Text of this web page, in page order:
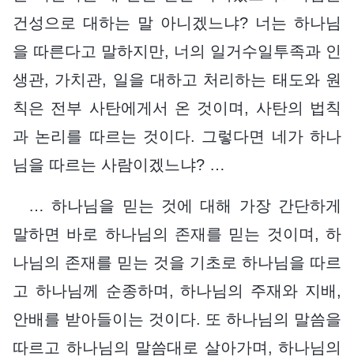
건성으로 대하는 말 아니겠느냐? 너는 하나님
을 따른다고 말하지만, 너의 일거수일투족과 인
생관, 가치관, 일을 대하고 처리하는 태도와 원
칙은 전부 사탄에게서 온 것이며, 사탄의 법칙
과 논리를 따르는 것이다. 그렇다면 네가 하나
님을 따르는 사람이겠느냐? …
… 하나님을 믿는 것에 대해 가장 간단하게
말하면 바로 하나님의 존재를 믿는 것이며, 하
나님의 존재를 믿는 것을 기초로 하나님을 따르
고 하나님께 순종하며, 하나님의 주재와 지배,
안배를 받아들이는 것이다. 또 하나님의 말씀을
따르고 하나님의 말씀대로 살아가며, 하나님의